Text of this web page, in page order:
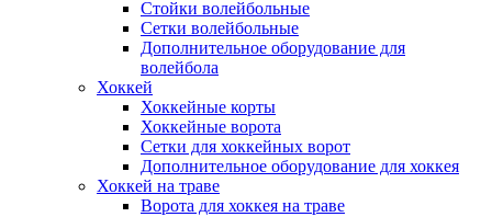
Стойки волейбольные
Сетки волейбольные
Дополнительное оборудование для
волейбола
Хоккей
Хоккейные корты
Хоккейные ворота
Сетки для хоккейных ворот
Дополнительное оборудование для хоккея
Хоккей на траве
Ворота для хоккея на траве